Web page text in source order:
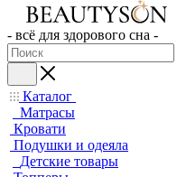
- всё для здорового сна -
Каталог
Матрасы
Кровати
Подушки и одеяла
Детские товары